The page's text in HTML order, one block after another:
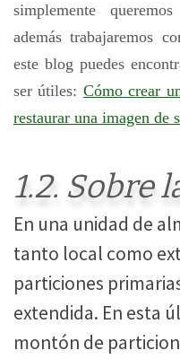
simplemente
además trabajaremos
este blog puedes
ser útiles: Cómo crear
restaurar una imagen de
1.2. Sobre
En una unidad de
tanto local como
particiones
extendida. En esta
montón de